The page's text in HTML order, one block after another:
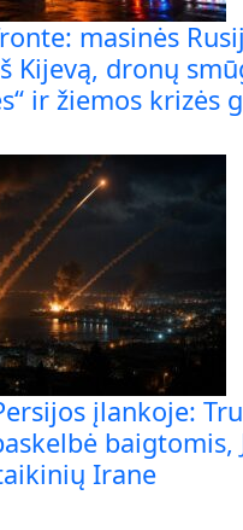
masinės
Kijevą, dronų
ir žiemos krizės
įlankoje:
baigtomis,
Irane